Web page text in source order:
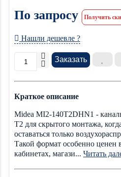
По запросу Получить
Нашли дешевле ?
Заказать
Краткое описание
Midea MI2-140T2DHN1 -
T2 для скрытого монтажа,
оставаться только
Такой формат особенно ценен
кабинетах, магази... Читать